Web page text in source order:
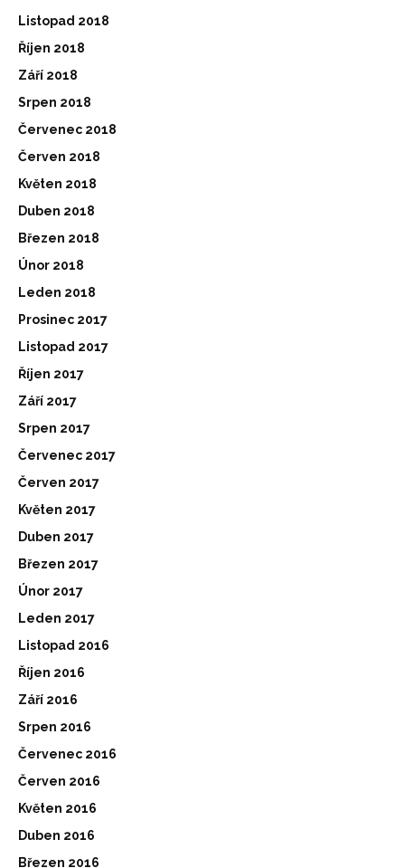
Listopad 2018
Říjen 2018
Září 2018
Srpen 2018
Červenec 2018
Červen 2018
Květen 2018
Duben 2018
Březen 2018
Únor 2018
Leden 2018
Prosinec 2017
Listopad 2017
Říjen 2017
Září 2017
Srpen 2017
Červenec 2017
Červen 2017
Květen 2017
Duben 2017
Březen 2017
Únor 2017
Leden 2017
Listopad 2016
Říjen 2016
Září 2016
Srpen 2016
Červenec 2016
Červen 2016
Květen 2016
Duben 2016
Březen 2016